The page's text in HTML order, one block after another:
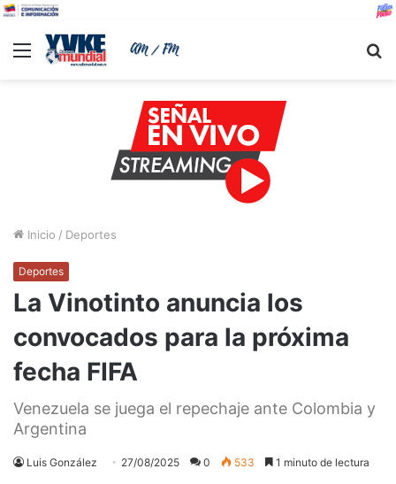
Menu
Inicio / Deportes
Deportes
La Vinotinto anuncia los
convocados para la próxima
fecha FIFA
Venezuela se juega el repechaje ante Colombia y
Argentina
Luis González 27/08/2025 0 533 1 minuto de lectura